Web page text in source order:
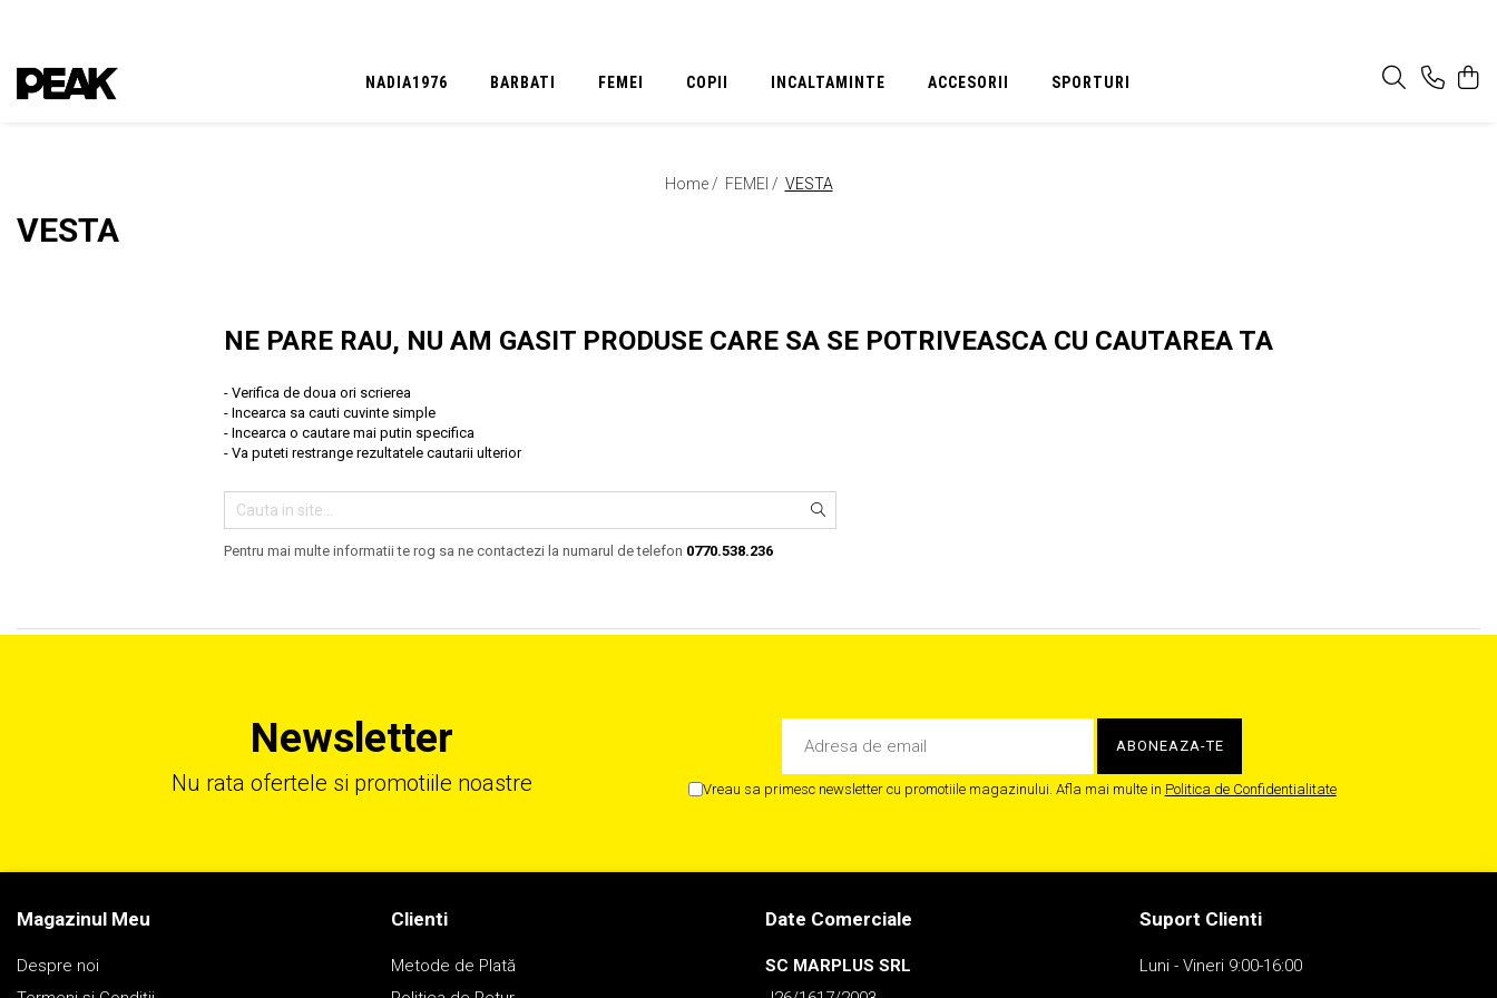
NADIA1976 BARBATI FEMEI COPII INCALTAMINTE ACCESORII SPORTURI
Home / FEMEI / VESTA
VESTA
NE PARE RAU, NU AM GASIT PRODUSE CARE SA SE POTRIVEASCA CU CAUTAREA TA
- Verifica de doua ori scrierea
- Incearca sa cauti cuvinte simple
- Incearca o cautare mai putin specifica
- Va puteti restrange rezultatele cautarii ulterior
Pentru mai multe informatii te rog sa ne contactezi la numarul de telefon 0770.538.236
Newsletter
Nu rata ofertele si promotiile noastre Vreau sa primesc newsletter cu promotiile magazinului. Afla mai multe in Politica de Confidentialitate
Magazinul Meu
Despre noi
Clienti
Metode de Plată
Date Comerciale
SC MARPLUS SRL
Suport Clienti
Luni - Vineri 9:00-16:00